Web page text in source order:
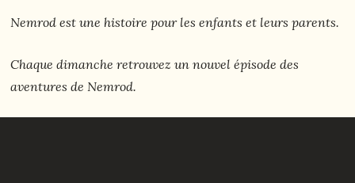
Nemrod est une histoire pour les enfants et leurs parents.
Chaque dimanche retrouvez un nouvel épisode des
aventures de Nemrod.